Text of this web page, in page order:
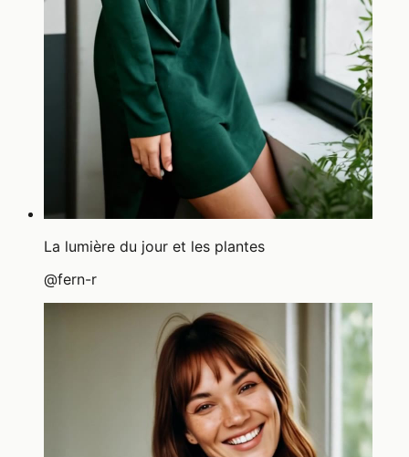
La lumière du jour et les plantes
@fern-r